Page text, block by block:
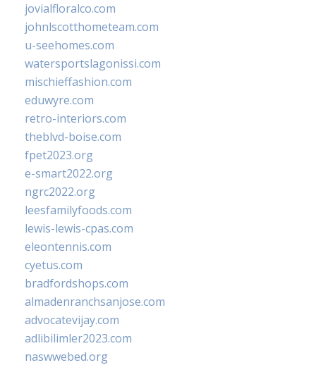
jovialfloralco.com
johnlscotthometeam.com
u-seehomes.com
watersportslagonissi.com
mischieffashion.com
eduwyre.com
retro-interiors.com
theblvd-boise.com
fpet2023.org
e-smart2022.org
ngrc2022.org
leesfamilyfoods.com
lewis-lewis-cpas.com
eleontennis.com
cyetus.com
bradfordshops.com
almadenranchsanjose.com
advocatevijay.com
adlibilimler2023.com
naswwebed.org